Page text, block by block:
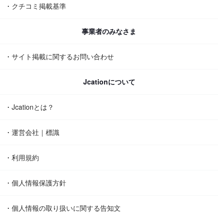
・クチコミ掲載基準
事業者のみなさま
・サイト掲載に関するお問い合わせ
Jcationについて
・Jcationとは？
・運営会社｜標識
・利用規約
・個人情報保護方針
・個人情報の取り扱いに関する告知文